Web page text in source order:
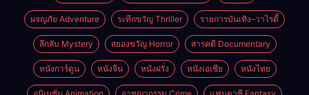
ผจญภัย Adventure ระทึกขวัญ Thriller รายการบันเทิง–วาไรตี้
ลึกลับ Mystery สยองขวัญ Horror สารคดี Documentary
หนังการ์ตูน หนังจีน หนังฝรั่ง หนังเอเชีย หนังไทย